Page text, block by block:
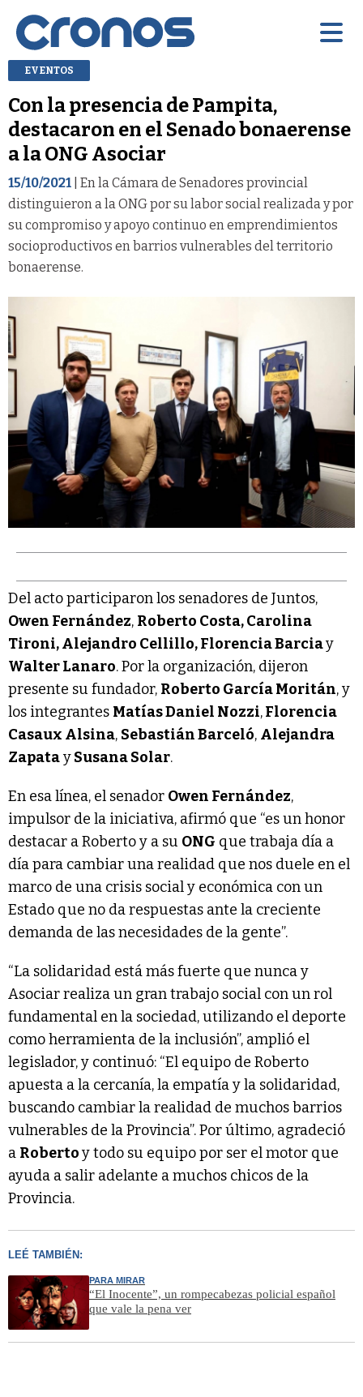
EVENTOS
Con la presencia de Pampita,
destacaron en el Senado bonaerense
a la ONG Asociar
15/10/2021 | En la Cámara de Senadores provincial
distinguieron a la ONG por su labor social realizada y por
su compromiso y apoyo continuo en emprendimientos
socioproductivos en barrios vulnerables del territorio
bonaerense.
Del acto participaron los senadores de Juntos,
Owen Fernández, Roberto Costa, Carolina
Tironi, Alejandro Cellillo, Florencia Barciay
Walter Lanaro. Por la organización, dijeron
presente su fundador, Roberto García Moritán, y
los integrantes Matías Daniel Nozzi,Florencia
Casaux Alsina, Sebastián Barceló, Alejandra
ZapataySusana Solar.
En esa línea, el senador Owen Fernández,
impulsor de la iniciativa, afirmó que “es un honor
destacar a Roberto y a su ONG que trabaja día a
día para cambiar una realidad que nos duele en el
marco de una crisis social y económica con un
Estado que no da respuestas ante la creciente
demanda de las necesidades de la gente”.
“La solidaridad está más fuerte que nunca y
Asociar realiza un gran trabajo social con un rol
fundamental en la sociedad, utilizando el deporte
como herramienta de la inclusión”, amplió el
legislador, y continuó: “El equipo de Roberto
apuesta a la cercanía, la empatía y la solidaridad,
buscando cambiar la realidad de muchos barrios
vulnerables de la Provincia”. Por último, agradeció
a Robertoy todo su equipo por ser el motor que
ayuda a salir adelante a muchos chicos de la
Provincia.
LEÉ TAMBIÉN:
PARA MIRAR
“El Inocente”, un rompecabezas policial español
que vale la pena ver